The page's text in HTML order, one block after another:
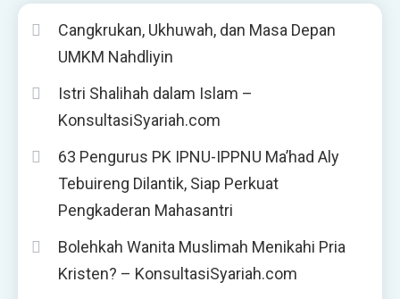
Cangkrukan, Ukhuwah, dan Masa Depan
UMKM Nahdliyin
Istri Shalihah dalam Islam –
KonsultasiSyariah.com
63 Pengurus PK IPNU-IPPNU Ma’had Aly
Tebuireng Dilantik, Siap Perkuat
Pengkaderan Mahasantri
Bolehkah Wanita Muslimah Menikahi Pria
Kristen? – KonsultasiSyariah.com